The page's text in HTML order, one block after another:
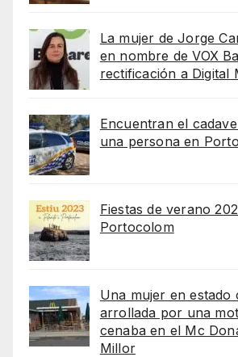
La mujer de Jorge
en nombre de VOX
rectificación a Digital
Encuentran el
una persona en
Fiestas de verano
Portocolom
Una mujer en
arrollada por una
cenaba en el Mc
Millor